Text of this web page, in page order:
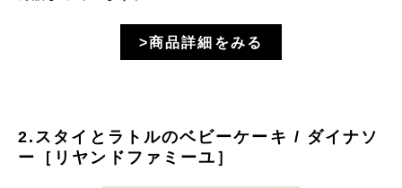
>商品詳細をみる
2.スタイとラトルのベビーケーキ / ダイナソ
ー［リヤンドファミーユ］